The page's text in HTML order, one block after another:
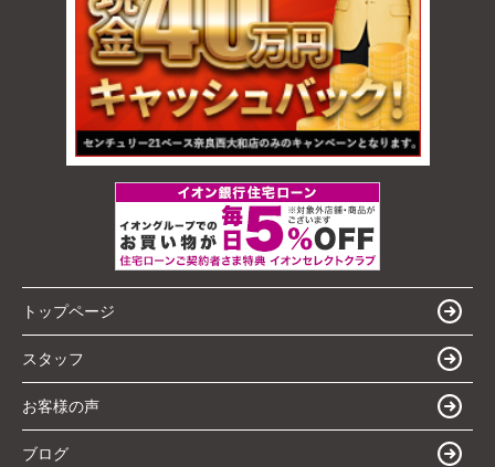
トップページ
スタッフ
お客様の声
ブログ